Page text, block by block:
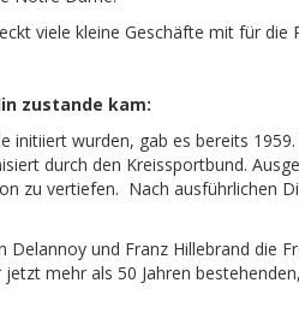
viele kleine Geschäfte mit für
zustande kam:
wurden, gab es bereits
durch den Kreissportbund.
zu vertiefen. Nach ausführlichen
und Franz Hillebrand die
mehr als 50 Jahren